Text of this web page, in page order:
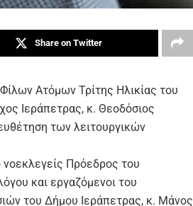
Share on Twitter
Ατόμων Τρίτης Ηλικίας του
Ιεράπετρας, κ. Θεοδόσιος
των λειτουργικών
Πρόεδρος του
και εργαζόμενοι του
του Δήμου Ιεράπετρας, κ. Μάνος